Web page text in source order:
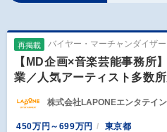
再掲載 バイヤー・マーチャンダイザ
【MD企画×音楽芸能事務所
業／人気アーティスト多数
株式会社LAPONEエンタテイ
450万円～699万円 東京都